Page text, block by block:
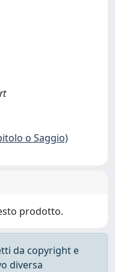
o Saggio)
prodotto.
da copyright e
diversa